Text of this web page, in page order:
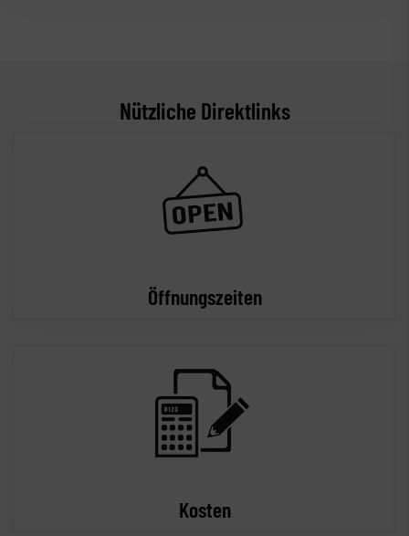
Nützliche Direktlinks
Öffnungszeiten
Kosten